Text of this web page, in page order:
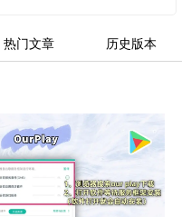
热门文章 历史版本